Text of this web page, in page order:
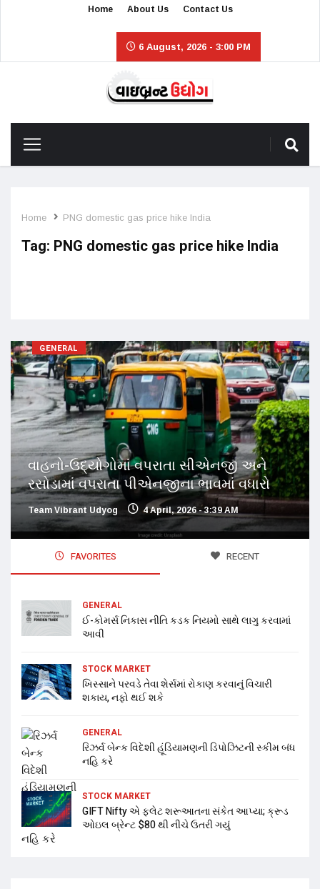
Home About Us Contact Us
6 August, 2026 - 3:00 PM
Home PNG domestic gas price hike India
Tag: PNG domestic gas price hike India
GENERAL
વાહનો-ઉદ્યોગોમાં વપરાતા સીએનજી અને
રસોડામાં વપરાતા પીએનજીના ભાવમાં વધારો
Team Vibrant Udyog 4 April, 2026 - 3:39 AM
FAVORITES RECENT
GENERAL
ઈ-કોમર્સ નિકાસ નીતિ કડક નિયમો સાથે લાગુ કરવામાં
આવી
STOCK MARKET
ખિસ્સાને પરવડે તેવા શેર્સમાં રોકાણ કરવાનું વિચારી
શકાય, નફો થઈ શકે
GENERAL
રિઝર્વ બેન્ક વિદેશી હૂંડિયામણની ડિપોઝિટની સ્કીમ બંધ
નહિ કરે
STOCK MARKET
GIFT Nifty એ ફ્લેટ શરૂઆતના સંકેત આપ્યા; ક્રૂડ
ઓઇલ બ્રેન્ટ $80 થી નીચે ઉતરી ગયું